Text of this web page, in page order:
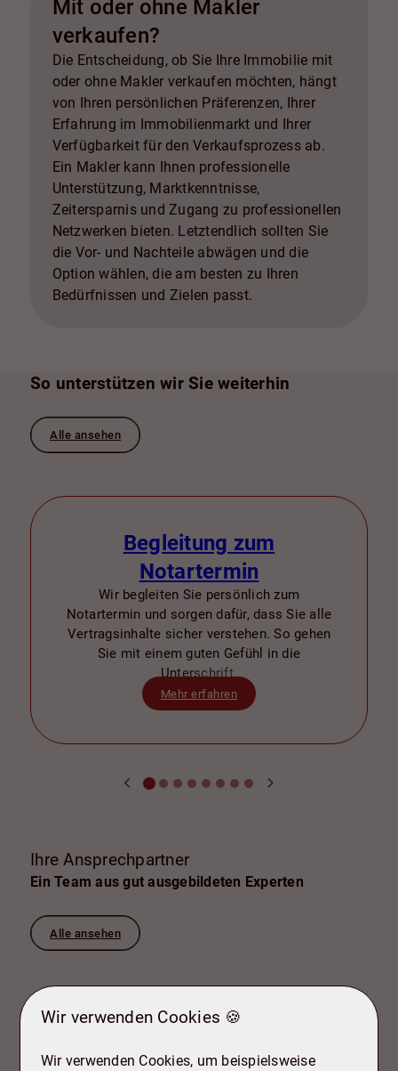
ratsam, mit einem Immobilienexperten zu
sprechen, um die besten Optionen für Ihren
spezifischen Fall zu ermitteln und den Return
on Investment zu maximieren.
Mit oder ohne Makler
verkaufen?
Die Entscheidung, ob Sie Ihre Immobilie mit
oder ohne Makler verkaufen möchten, hängt
von Ihren persönlichen Präferenzen, Ihrer
Erfahrung im Immobilienmarkt und Ihrer
Verfügbarkeit für den Verkaufsprozess ab.
Ein Makler kann Ihnen professionelle
Unterstützung, Marktkenntnisse,
Zeitersparnis und Zugang zu professionellen
Netzwerken bieten. Letztendlich sollten Sie
die Vor- und Nachteile abwägen und die
Option wählen, die am besten zu Ihren
Bedürfnissen und Zielen passt.
So unterstützen wir Sie weiterhin
Alle ansehen
Begleitung zum
Notartermin
Wir begleiten Sie persönlich zum
Notartermin und sorgen dafür, dass Sie alle
Vertragsinhalte sicher verstehen. So gehen
Sie mit einem guten Gefühl in die
Unterschrift.
Mehr erfahren
Ihre Ansprechpartner
Ein Team aus gut ausgebildeten Experten
Alle ansehen
Wir verwenden Cookies 🍪
Wir verwenden Cookies, um beispielsweise